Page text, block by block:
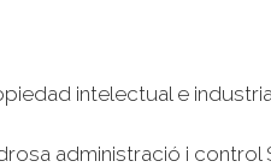
intelectual e
administració i